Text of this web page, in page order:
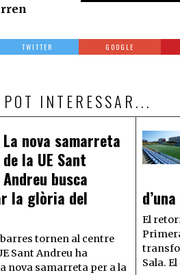
TWITTER GOOGLE
INTERESSAR...
La nova samarreta
de la UE Sant
Andreu busca
la glòria del
tornen al centre
Sant Andreu ha
nova samarreta per a la
El
Sala.